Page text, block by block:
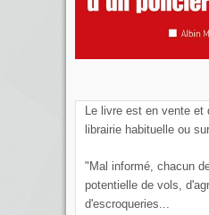
Le livre est en vente et
librairie habituelle ou
"Mal informé, chacun
potentielle de vols,
d'escroqueries...